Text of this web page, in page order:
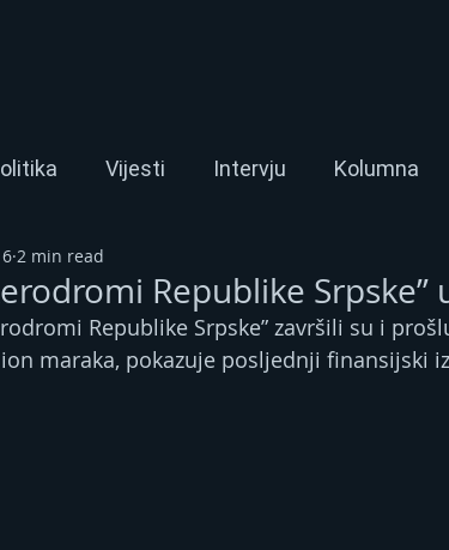
Vijesti Intervju Kolumna
Republike
2 min read
Republike Srpske” završili su i
maraka, pokazuje posljednji finansijski